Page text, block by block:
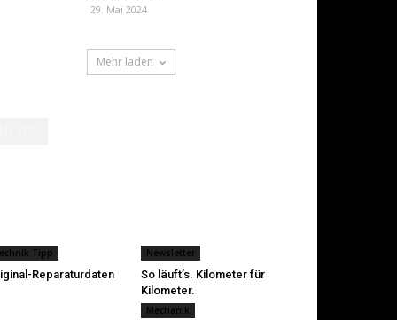
29. Mai 2024
Mehr laden
Tipp
Reparaturdaten
Newsletter
So läuft’s. Kilometer für
Kilometer.
Mechanik